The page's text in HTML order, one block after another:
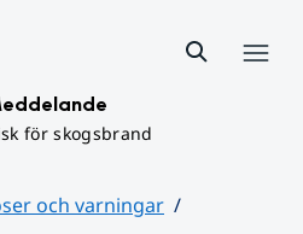
för skogsbrand
och varningar